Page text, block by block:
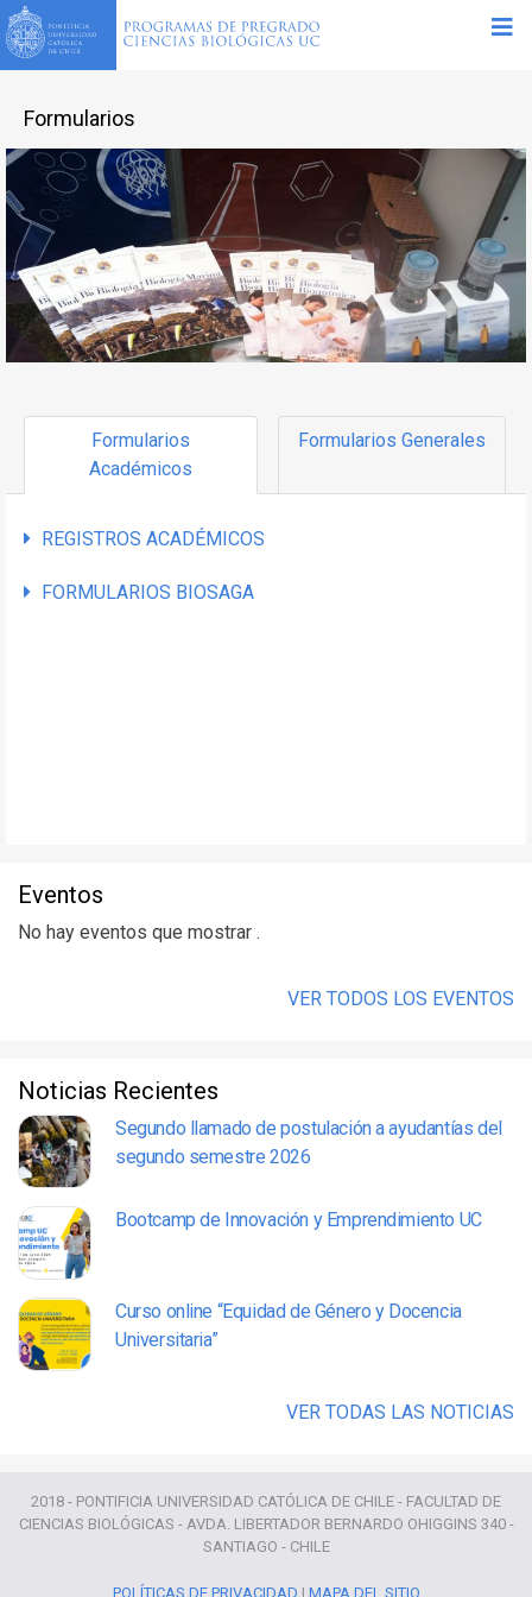
Formularios
Formularios
Académicos
Formularios Generales
REGISTROS ACADÉMICOS
FORMULARIOS BIOSAGA
Eventos
No hay eventos que mostrar .
VER TODOS LOS EVENTOS
Noticias Recientes
Segundo llamado de postulación a ayudantías del
segundo semestre 2026
Bootcamp de Innovación y Emprendimiento UC
Curso online “Equidad de Género y Docencia
Universitaria”
VER TODAS LAS NOTICIAS
2018 - PONTIFICIA UNIVERSIDAD CATÓLICA DE CHILE - FACULTAD DE
CIENCIAS BIOLÓGICAS - AVDA. LIBERTADOR BERNARDO OHIGGINS 340 -
SANTIAGO - CHILE
POLÍTICAS DE PRIVACIDAD | MAPA DEL SITIO